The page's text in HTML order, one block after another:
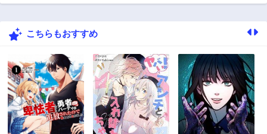
73話 72話
71話
69話
3年前
68話
3年前
67話
3年前
66話
3年前
65話 64話
こちらもおすすめ